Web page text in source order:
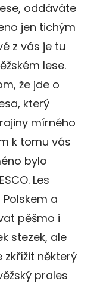
oddáváte
jen tichým
z vás je tu
lese.
že jde o
který
mírného
k tomu vás
bylo
Les
a
pěšmo i
stezek, ale
některý
prales